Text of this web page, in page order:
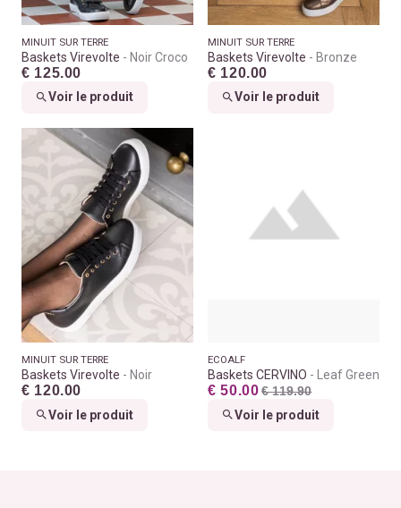
MINUIT SUR TERRE
Baskets Virevolte Noir Croco
€ 125.00
Voir le produit
MINUIT SUR TERRE
Baskets Virevolte Bronze
€ 120.00
Voir le produit
MINUIT SUR TERRE
Baskets Virevolte Noir
€ 120.00
Voir le produit
ECOALF
Baskets CERVINO Leaf Green
€ 50.00 € 119.90
Voir le produit